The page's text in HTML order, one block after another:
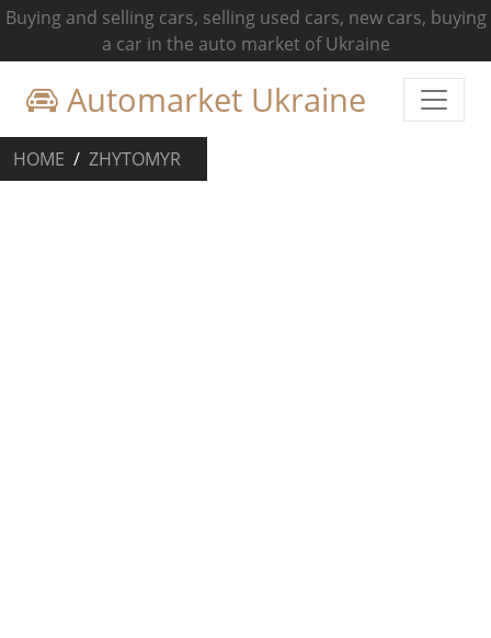
Buying and selling cars, selling used cars, new cars, buying
a car in the auto market of Ukraine
Automarket Ukraine
HOME ZHYTOMYR